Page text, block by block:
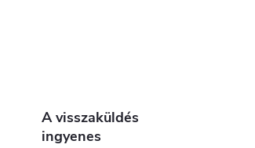
A visszaküldés
ingyenes